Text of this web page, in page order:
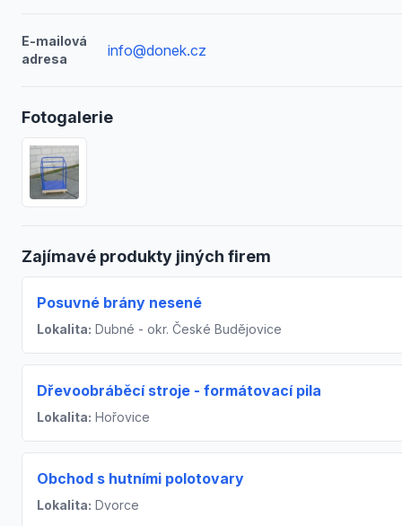
E-mailová
adresa
info@donek.cz
Fotogalerie
Zajímavé produkty jiných firem
Posuvné brány nesené
Lokalita: Dubné - okr. České Budějovice
Dřevoobráběcí stroje - formátovací pila
Lokalita: Hořovice
Obchod s hutními polotovary
Lokalita: Dvorce